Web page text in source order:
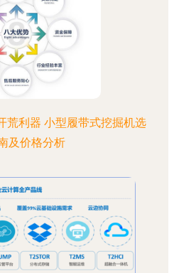
荒利器 小型履带式挖掘机选
及价格分析